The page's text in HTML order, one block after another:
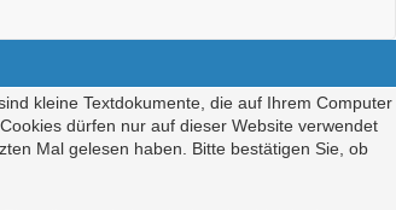
kleine Textdokumente, die auf Ihrem Computer
dürfen nur auf dieser Website verwendet
Mal gelesen haben. Bitte bestätigen Sie, ob